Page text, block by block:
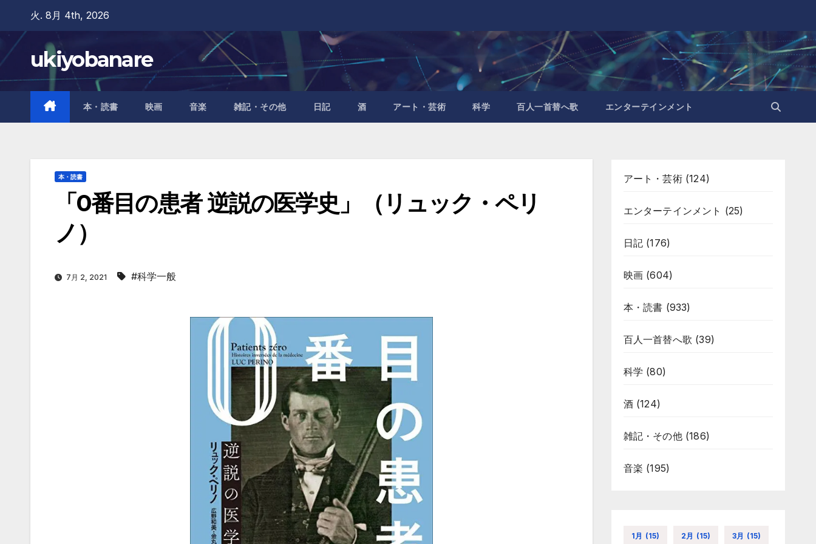
content
火. 8月 4th, 2026
ukiyobanare
本・読書 映画 音楽 雑記・その他 日記 酒 アート・芸術 科学 百人一首替へ歌 エンターテインメント
本・読書
「0番目の患者 逆説の医学史」（リュック・ペリ
ノ）
7月 2, 2021 #科学一般
アート・芸術(124)
エンターテインメント (25)
日記(176)
映画(604)
本・読書 (933)
百人一首替へ歌 (39)
科学 (80)
酒(124)
雑記・その他(186)
音楽 (195)
1月 (15) 2月 (15) 3月 (15)